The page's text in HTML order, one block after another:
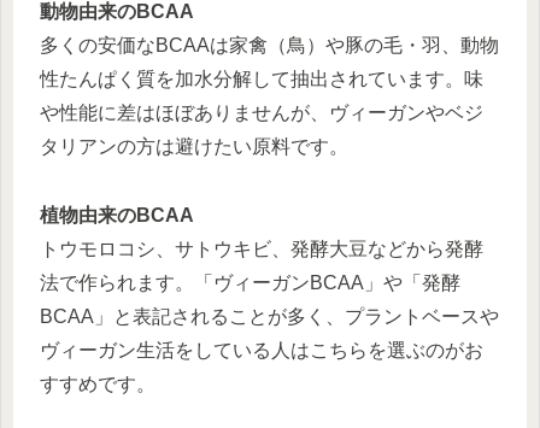
動物由来のBCAA
多くの安価なBCAAは家禽（鳥）や豚の毛・羽、動物
性たんぱく質を加水分解して抽出されています。味
や性能に差はほぼありませんが、ヴィーガンやベジ
タリアンの方は避けたい原料です。
植物由来のBCAA
トウモロコシ、サトウキビ、発酵大豆などから発酵
法で作られます。「ヴィーガンBCAA」や「発酵
BCAA」と表記されることが多く、プラントベースや
ヴィーガン生活をしている人はこちらを選ぶのがお
すすめです。